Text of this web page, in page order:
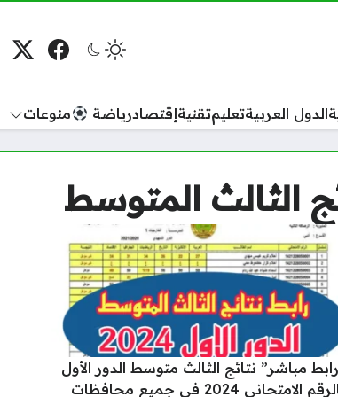
فيسبوك
الدول العربيةتعليمتقنيةإقتصادرياضة منوعات
الثالث المتوسط
مباشر” نتائج الثالث متوسط الدور الأول
بالرقم الامتحاني 2024 في جميع محافظات